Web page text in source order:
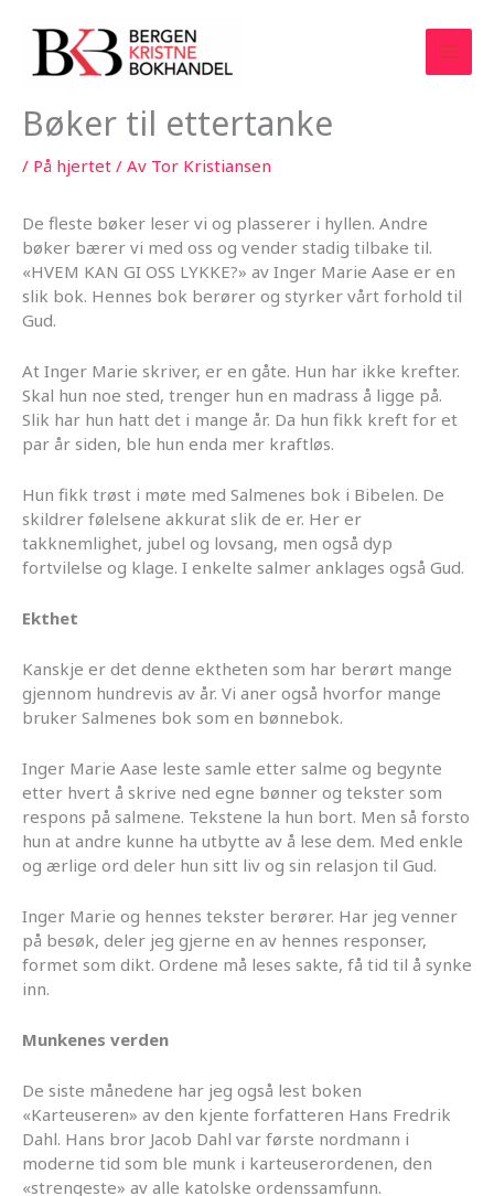
Bøker til ettertanke
/ På hjertet / Av Tor Kristiansen
De fleste bøker leser vi og plasserer i hyllen. Andre
bøker bærer vi med oss og vender stadig tilbake til.
«HVEM KAN GI OSS LYKKE?» av Inger Marie Aase er en
slik bok. Hennes bok berører og styrker vårt forhold til
Gud.
At Inger Marie skriver, er en gåte. Hun har ikke krefter.
Skal hun noe sted, trenger hun en madrass å ligge på.
Slik har hun hatt det i mange år. Da hun fikk kreft for et
par år siden, ble hun enda mer kraftløs.
Hun fikk trøst i møte med Salmenes bok i Bibelen. De
skildrer følelsene akkurat slik de er. Her er
takknemlighet, jubel og lovsang, men også dyp
fortvilelse og klage. I enkelte salmer anklages også Gud.
Ekthet
Kanskje er det denne ektheten som har berørt mange
gjennom hundrevis av år. Vi aner også hvorfor mange
bruker Salmenes bok som en bønnebok.
Inger Marie Aase leste samle etter salme og begynte
etter hvert å skrive ned egne bønner og tekster som
respons på salmene. Tekstene la hun bort. Men så forsto
hun at andre kunne ha utbytte av å lese dem. Med enkle
og ærlige ord deler hun sitt liv og sin relasjon til Gud.
Inger Marie og hennes tekster berører. Har jeg venner
på besøk, deler jeg gjerne en av hennes responser,
formet som dikt. Ordene må leses sakte, få tid til å synke
inn.
Munkenes verden
De siste månedene har jeg også lest boken
«Karteuseren» av den kjente forfatteren Hans Fredrik
Dahl. Hans bror Jacob Dahl var første nordmann i
moderne tid som ble munk i karteuserordenen, den
«strengeste» av alle katolske ordenssamfunn.